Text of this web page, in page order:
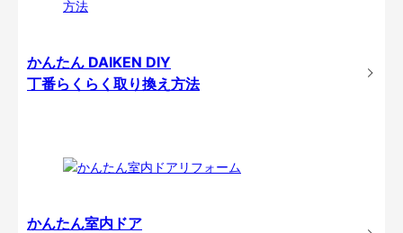
かんたん DAIKEN DIY
丁番らくらく取り換え方法
かんたん室内ドア